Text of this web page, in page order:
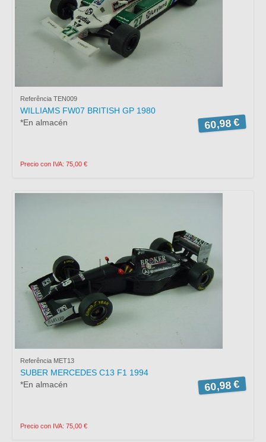
Referência TEN009
WILLIAMS FW07 BRITISH GP 1980
*En almacén
60,98 €
Precio con IVA: 75,00 €
Referência MET13
SUBER MERCEDES C13 F1 1994
*En almacén
60,98 €
Precio con IVA: 75,00 €